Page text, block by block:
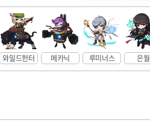
와일드헌터 메카닉 루미너스 은월